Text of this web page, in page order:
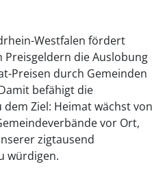
Westfalen fördert
die Auslobung
Preisen durch Gemeinden
befähigt die
Ziel: Heimat wächst von
vor Ort,
zigtausend
würdigen.